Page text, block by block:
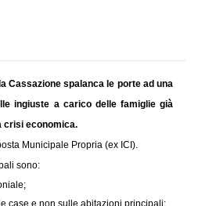
Cassazione spalanca le porte ad una
ingiuste a carico delle famiglie già
crisi economica.
Municipale Propria (ex ICI).
sono: